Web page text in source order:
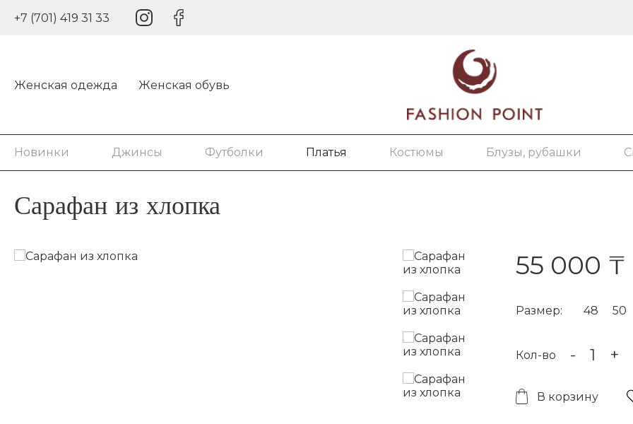
+7 (701) 419 31 33
Женская одежда Женская обувь
Новинки Джинсы Футболки Платья Костюмы Блузы, рубашки
Сарафан из хлопка
55 000 ₸
Размер: 48 50
Кол-во - +
В корзину